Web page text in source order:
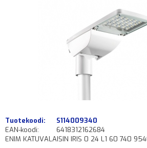
Tuotekoodi:
S114009340
EAN-koodi:
6418312162684
ENIM KATUVALAISIN IRIS 0 24 L1 60 740